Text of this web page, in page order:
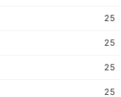
25
25
25
25